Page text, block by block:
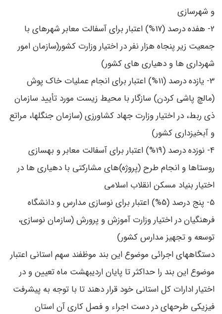
و شهرسازی
2- هفده‌ درصد‌ (17%) اعتبار برای آسفالت معابر شهرهای با
جمعیت زیر پنجاه هزار نفر در اختیار وزارت کشور(سازمان امور
شهرداری ‌ها و دهیاری‌ های کشور)
3- یازده‌‌‌ درصد ‌(11%) اعتبار برای انجام عملیات خاک پوش
(مالچ پاشی کردن) سازگار با محیط زیست مورد تأیید سازمان
ذی ‌ربط، در اختیار وزارت جهاد کشاورزی (سازمان جنگلها، مراتع
و آبخیزداری کشور)
4- نوزده ‌‌درصد (19%) اعتبار برای آسفالت معابر و بهسازی
روستاها و انجام طرح (پروژه)‌های مشارکتی با دهیاری ‌ها در
اختیار بنیاد مسکن انقلاب اسلامی
5- پنج ‌‌درصد (5%) اعتبار برای نوسازی مدارس و دانشگاه
فرهنگیان در اختیار وزارت آموزش و پرورش ‌(سازمان نوسازی،
توسعه و تجهیز مدارس کشور)
دستگاههای اجرائی موضوع این بند موظفند سهم استانی اعتبار
موضوع این بند را حداکثر تا پایان اردیبهشت ‌ماه تعیین و در
اختیار ادارات کل استانی خود قرار دهند تا با توجه به پیشرفت
فیزیکی طرحهای در دست اجراء و فصل کاری آن استان